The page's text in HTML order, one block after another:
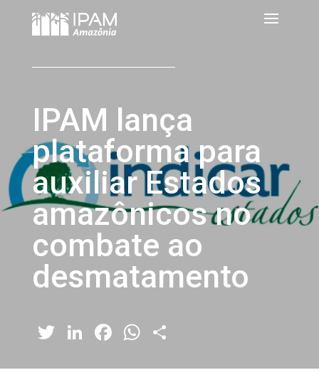
IPAM lança
plataforma para
auxiliar Estados
amazônicos no
combate ao
desmatamento
Twitter
LinkedIn
Facebook
WhatsApp